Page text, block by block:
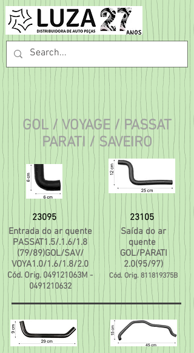
GOL / VOYAGE / PASSAT
PARATI / SAVEIRO
23095
23105
Saída do ar
quente
GOL/PARATI
2.0(95/97)
Cód. Orig. 811819375B
Entrada do ar quente
PASSAT1.5/.1.6/1.8
(79/89)GOL/SAV/
VOYA1.0/1.6/1.8/2.0
Cód. Orig. 049121063M -
0491210632